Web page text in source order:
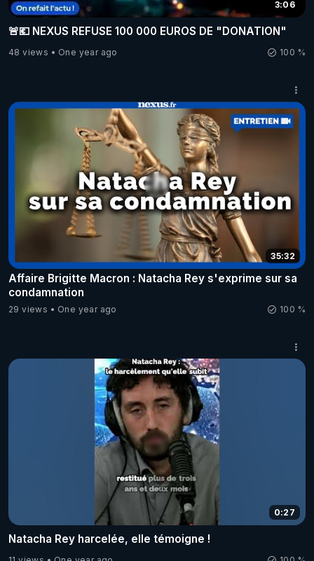
3:06
🚨💶 NEXUS REFUSE 100 000 EUROS DE "DONATION"
48 views One year ago 100 %
35:32
Affaire Brigitte Macron : Natacha Rey s'exprime sur sa
condamnation
29 views One year ago 100 %
0:27
Natacha Rey harcelée, elle témoigne !